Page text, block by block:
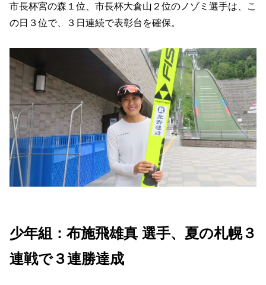
市長杯宮の森１位、市長杯大倉山２位のノゾミ選手は、こ
の日３位で、３日連続で表彰台を確保。
少年組：布施飛雄真 選手、 夏の札幌３
連戦で３連勝達成